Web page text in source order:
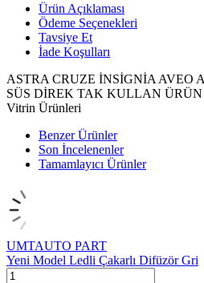
Ürün Açıklaması
Ödeme Seçenekleri
Tavsiye Et
İade Koşulları
ASTRA CRUZE İNSİGNİA AVEO
SÜS DİREK TAK KULLAN ÜRÜN
Vitrin Ürünleri
Benzer Ürünler
Son İncelenenler
Tamamlayıcı Ürünler
UMTAUTO PART
Yeni Model Ledli Çakarlı Difüzör Gri